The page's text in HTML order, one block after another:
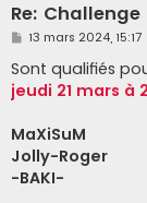
Re: Challenge
M
s
s
a
13 mars 2024, 15:17
Sont qualifiés
jeudi 21 mars à
MaXiSuM
Jolly-Roger
-BAKI-